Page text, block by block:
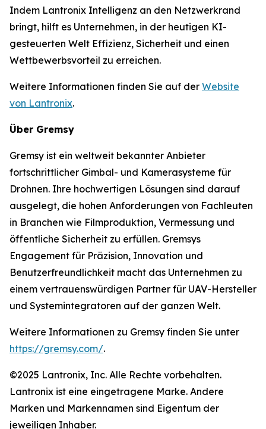
Indem Lantronix Intelligenz an den Netzwerkrand
bringt, hilft es Unternehmen, in der heutigen KI-
gesteuerten Welt Effizienz, Sicherheit und einen
Wettbewerbsvorteil zu erreichen.
Weitere Informationen finden Sie auf der Website
von Lantronix.
Über Gremsy
Gremsy ist ein weltweit bekannter Anbieter
fortschrittlicher Gimbal- und Kamerasysteme für
Drohnen. Ihre hochwertigen Lösungen sind darauf
ausgelegt, die hohen Anforderungen von Fachleuten
in Branchen wie Filmproduktion, Vermessung und
öffentliche Sicherheit zu erfüllen. Gremsys
Engagement für Präzision, Innovation und
Benutzerfreundlichkeit macht das Unternehmen zu
einem vertrauenswürdigen Partner für UAV-Hersteller
und Systemintegratoren auf der ganzen Welt.
Weitere Informationen zu Gremsy finden Sie unter
https://gremsy.com/.
©2025 Lantronix, Inc. Alle Rechte vorbehalten.
Lantronix ist eine eingetragene Marke. Andere
Marken und Markennamen sind Eigentum der
jeweiligen Inhaber.